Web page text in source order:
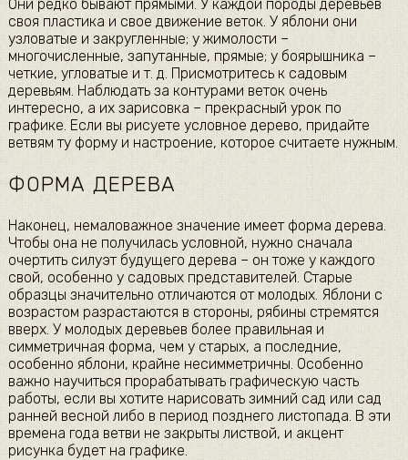
Они редко бывают прямыми. У каждой породы деревьев
своя пластика и свое движение веток. У яблони они
узловатые и закругленные; у жимолости –
многочисленные, запутанные, прямые; у боярышника –
четкие, угловатые и т. д. Присмотритесь к садовым
деревьям. Наблюдать за контурами веток очень
интересно, а их зарисовка – прекрасный урок по
графике. Если вы рисуете условное дерево, придайте
ветвям ту форму и настроение, которое считаете нужным.
ФОРМА ДЕРЕВА
Наконец, немаловажное значение имеет форма дерева.
Чтобы она не получилась условной, нужно сначала
очертить силуэт будущего дерева – он тоже у каждого
свой, особенно у садовых представителей. Старые
образцы значительно отличаются от молодых. Яблони с
возрастом разрастаются в стороны, рябины стремятся
вверх. У молодых деревьев более правильная и
симметричная форма, чем у старых, а последние,
особенно яблони, крайне несимметричны. Особенно
важно научиться прорабатывать графическую часть
работы, если вы хотите нарисовать зимний сад или сад
ранней весной либо в период позднего листопада. В эти
времена года ветви не закрыты листвой, и акцент
рисунка будет на графике.